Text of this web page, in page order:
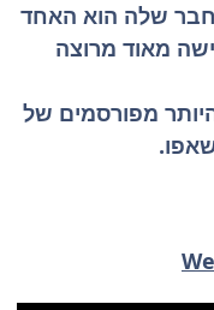
שלה הוא האחד
מאוד מרוצה
מפורסמים של